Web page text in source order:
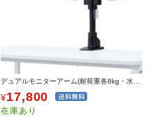
¥17,800
在庫あり